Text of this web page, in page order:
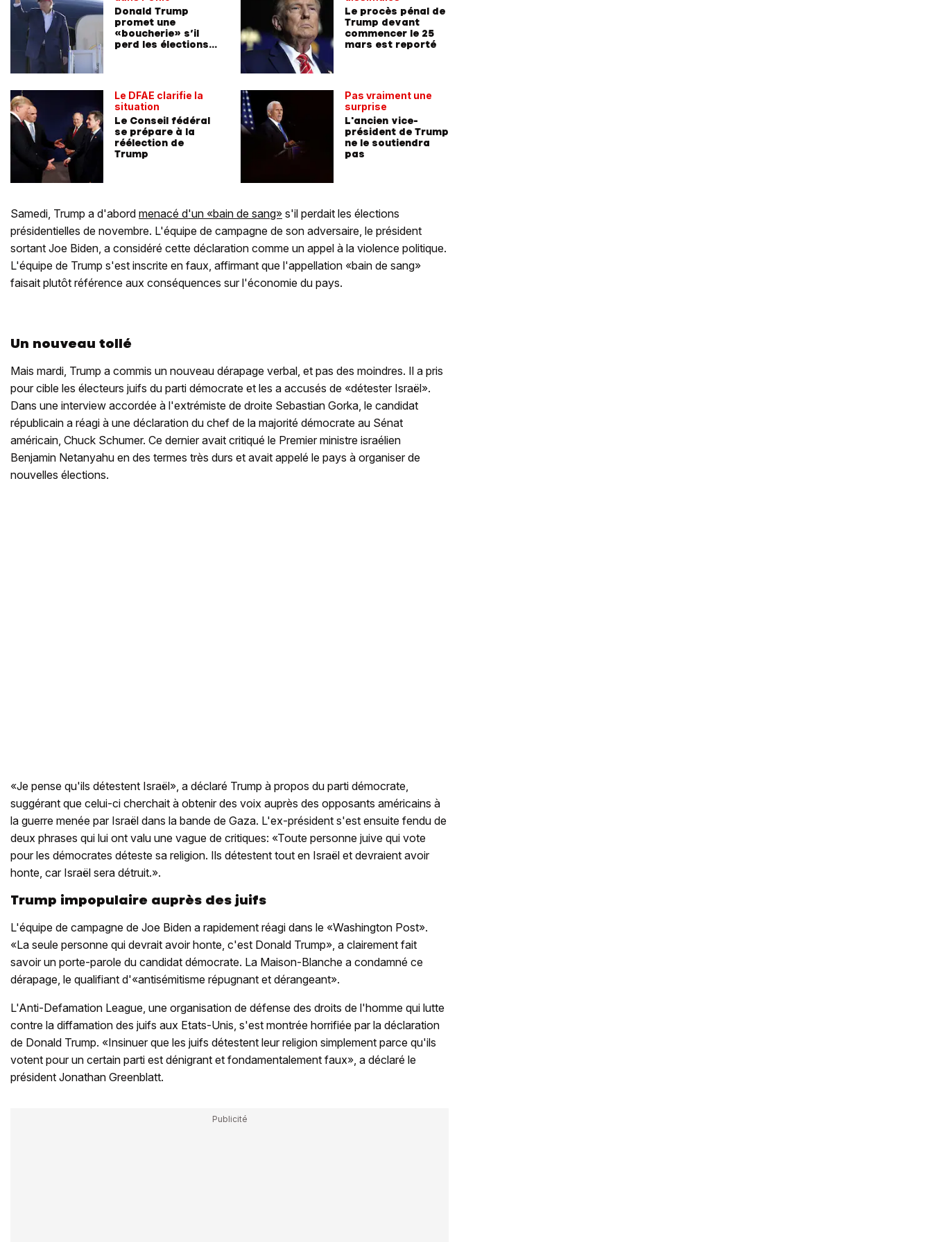
Donald Trump
promet une
«boucherie» s’il
perd les élections
Le DFAE clarifie la
situation
Le Conseil fédéral
se prépare à la
réélection de
Trump
Le procès pénal de
Trump devant
commencer le 25
mars est reporté
Pas vraiment une
surprise
L'ancien vice-
président de Trump
ne le soutiendra
pas
Samedi, Trump a d'abord menacé d'un «bain de sang» s'il perdait les élections
présidentielles de novembre. L'équipe de campagne de son adversaire, le président
sortant Joe Biden, a considéré cette déclaration comme un appel à la violence politique.
L'équipe de Trump s'est inscrite en faux, affirmant que l'appellation «bain de sang»
faisait plutôt référence aux conséquences sur l'économie du pays.
Un nouveau tollé
Mais mardi, Trump a commis un nouveau dérapage verbal, et pas des moindres. Il a pris
pour cible les électeurs juifs du parti démocrate et les a accusés de «détester Israël».
Dans une interview accordée à l'extrémiste de droite Sebastian Gorka, le candidat
républicain a réagi à une déclaration du chef de la majorité démocrate au Sénat
américain, Chuck Schumer. Ce dernier avait critiqué le Premier ministre israélien
Benjamin Netanyahu en des termes très durs et avait appelé le pays à organiser de
nouvelles élections.
«Je pense qu'ils détestent Israël», a déclaré Trump à propos du parti démocrate,
suggérant que celui-ci cherchait à obtenir des voix auprès des opposants américains à
la guerre menée par Israël dans la bande de Gaza. L'ex-président s'est ensuite fendu de
deux phrases qui lui ont valu une vague de critiques: «Toute personne juive qui vote
pour les démocrates déteste sa religion. Ils détestent tout en Israël et devraient avoir
honte, car Israël sera détruit.».
Trump impopulaire auprès des juifs
L'équipe de campagne de Joe Biden a rapidement réagi dans le «Washington Post».
«La seule personne qui devrait avoir honte, c'est Donald Trump», a clairement fait
savoir un porte-parole du candidat démocrate. La Maison-Blanche a condamné ce
dérapage, le qualifiant d'«antisémitisme répugnant et dérangeant».
L'Anti-Defamation League, une organisation de défense des droits de l'homme qui lutte
contre la diffamation des juifs aux Etats-Unis, s'est montrée horrifiée par la déclaration
de Donald Trump. «Insinuer que les juifs détestent leur religion simplement parce qu'ils
votent pour un certain parti est dénigrant et fondamentalement faux», a déclaré le
président Jonathan Greenblatt.